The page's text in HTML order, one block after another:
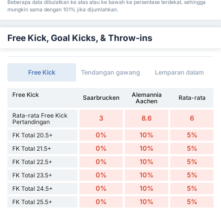
Beberapa data dibulatkan ke atas atau ke bawah ke persentase terdekat, sehingga
mungkin sama dengan 101% jika dijumlahkan.
Free Kick, Goal Kicks, & Throw-ins
Free Kick Tendangan gawang Lemparan dalam
Free Kick Saarbrucken
Alemannia
Aachen
Rata-rata
Rata-rata Free Kick
Pertandingan
3 8.6 6
FK Total 20.5+ 0% 10% 5%
FK Total 21.5+ 0% 10% 5%
FK Total 22.5+ 0% 10% 5%
FK Total 23.5+ 0% 10% 5%
FK Total 24.5+ 0% 10% 5%
FK Total 25.5+ 0% 10% 5%